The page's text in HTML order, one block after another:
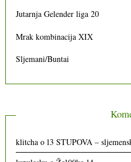
Jutarnja Gelender liga 20
Mrak kombinacija XIX
Sljemani/Buntai
klitcha o13 STUPOVA –